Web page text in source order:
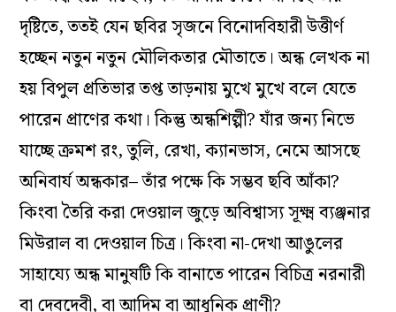
দৃষ্টিতে, ততই যেন ছবির সৃজনে বিনোদবিহারী উত্তীর্ণ
হচ্ছেন নতুন নতুন মৌলিকতার মৌতাতে। অন্ধ লেখক না
হয় বিপুল প্রতিভার তপ্ত তাড়নায় মুখে মুখে বলে যেতে
পারেন প্রাণের কথা। কিন্তু অন্ধশিল্পী? যাঁর জন‌্য নিভে
যাচ্ছে ক্রমশ রং, তুলি, রেখা, ক‌্যানভাস, নেমে আসছে
অনিবার্য অন্ধকার– তাঁর পক্ষে কি সম্ভব ছবি আঁকা?
কিংবা তৈরি করা দেওয়াল জুড়ে অবিশ্বাস‌্য সূক্ষ্ম ব‌্যঞ্জনার
মিউরাল বা দেওয়াল চিত্র। কিংবা না-দেখা আঙুলের
সাহায‌্যে অন্ধ মানুষটি কি বানাতে পারেন বিচিত্র নরনারী
বা দেবদেবী, বা আদিম বা আধুনিক প্রাণী?